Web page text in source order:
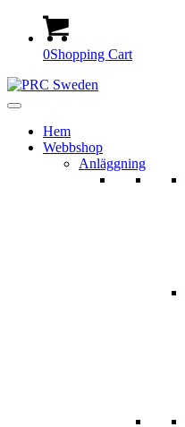
0Shopping Cart
Hem
Webbshop
Anläggning